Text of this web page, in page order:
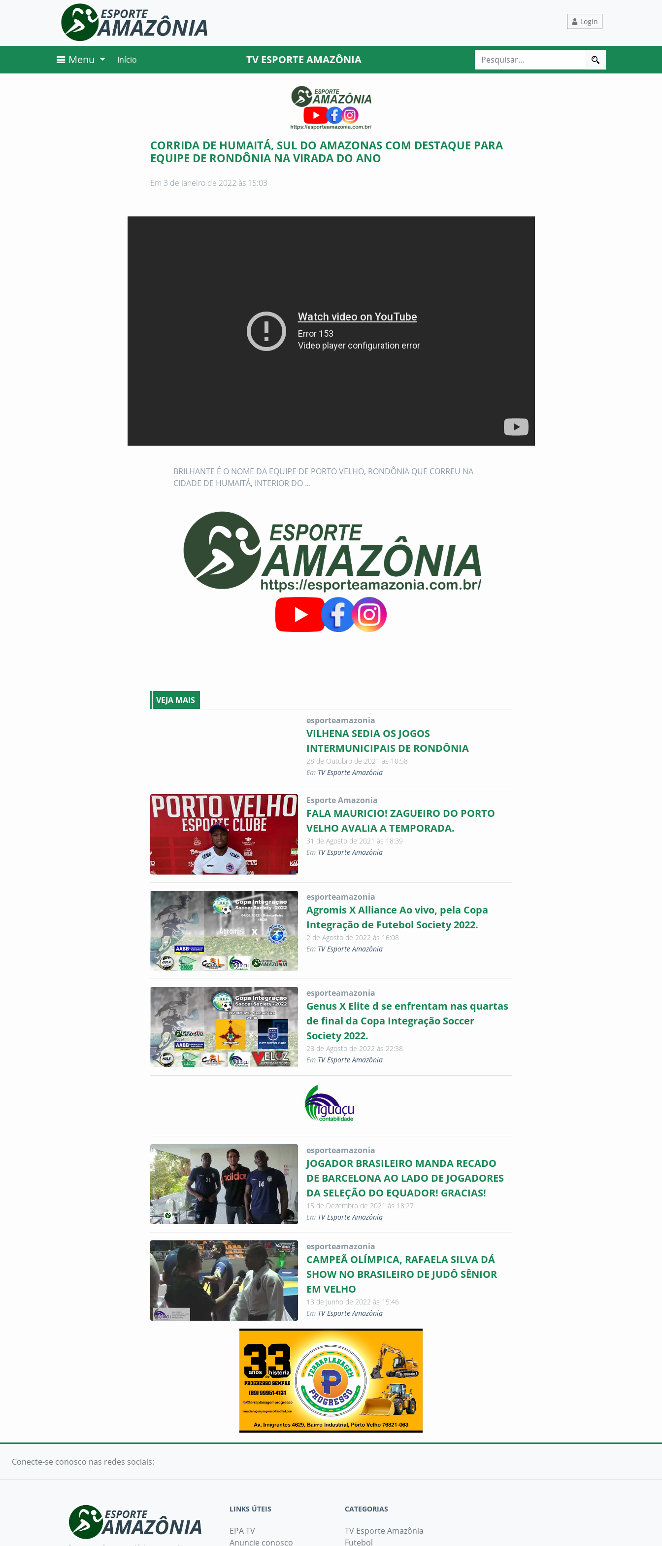
Login
Menu Início TV ESPORTE AMAZÔNIA
CORRIDA DE HUMAITÁ, SUL DO AMAZONAS COM DESTAQUE PARA
EQUIPE DE RONDÔNIA NA VIRADA DO ANO
Em 3 de Janeiro de 2022 às 15:03
BRILHANTE É O NOME DA EQUIPE DE PORTO VELHO, RONDÔNIA QUE CORREU NA
CIDADE DE HUMAITÁ, INTERIOR DO ...
VEJA MAIS
esporteamazonia
VILHENA SEDIA OS JOGOS
INTERMUNICIPAIS DE RONDÔNIA
28 de Outubro de 2021 às 10:58
Em TV Esporte Amazônia
Esporte Amazonia
FALA MAURICIO! ZAGUEIRO DO PORTO
VELHO AVALIA A TEMPORADA.
31 de Agosto de 2021 às 18:39
Em TV Esporte Amazônia
esporteamazonia
Agromis X Alliance Ao vivo, pela Copa
Integração de Futebol Society 2022.
2 de Agosto de 2022 às 16:08
Em TV Esporte Amazônia
esporteamazonia
Genus X Elite d se enfrentam nas quartas
de final da Copa Integração Soccer
Society 2022.
23 de Agosto de 2022 às 22:38
Em TV Esporte Amazônia
esporteamazonia
JOGADOR BRASILEIRO MANDA RECADO
DE BARCELONA AO LADO DE JOGADORES
DA SELEÇÃO DO EQUADOR! GRACIAS!
15 de Dezembro de 2021 às 18:27
Em TV Esporte Amazônia
esporteamazonia
CAMPEÃ OLÍMPICA, RAFAELA SILVA DÁ
SHOW NO BRASILEIRO DE JUDÔ SÊNIOR
EM VELHO
13 de Junho de 2022 às 15:46
Em TV Esporte Amazônia
Conecte-se conosco nas redes sociais:
LINKS ÚTEIS
EPA TV
Anuncie conosco
CATEGORIAS
TV Esporte Amazônia
Futebol